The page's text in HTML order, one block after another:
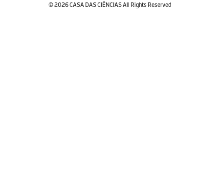
© 2026 CASA DAS CIÊNCIAS All Rights Reserved